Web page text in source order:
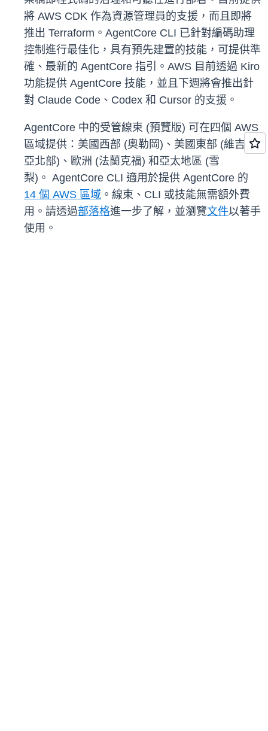
將 AWS CDK 作為資源管理員的支援，而且即將
推出 Terraform。AgentCore CLI 已針對編碼助理
控制進行最佳化，具有預先建置的技能，可提供準
確、最新的 AgentCore 指引。AWS 目前透過 Kiro
功能提供 AgentCore 技能，並且下週將會推出針
對 Claude Code、Codex 和 Cursor 的支援。
AgentCore 中的受管線束 (預覽版) 可在四個 AWS
區域提供：美國西部 (奧勒岡)、美國東部 (維吉尼
亞北部)、歐洲 (法蘭克福) 和亞太地區 (雪
梨)。 AgentCore CLI 適用於提供 AgentCore 的
14 個 AWS 區域 。線束、CLI 或技能無需額外費
用。請透過部落格進一步了解，並瀏覽文件以著手
使用。